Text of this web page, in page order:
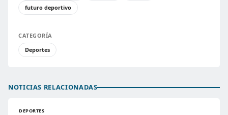
futuro deportivo
CATEGORÍA
Deportes
NOTICIAS RELACIONADAS
DEPORTES